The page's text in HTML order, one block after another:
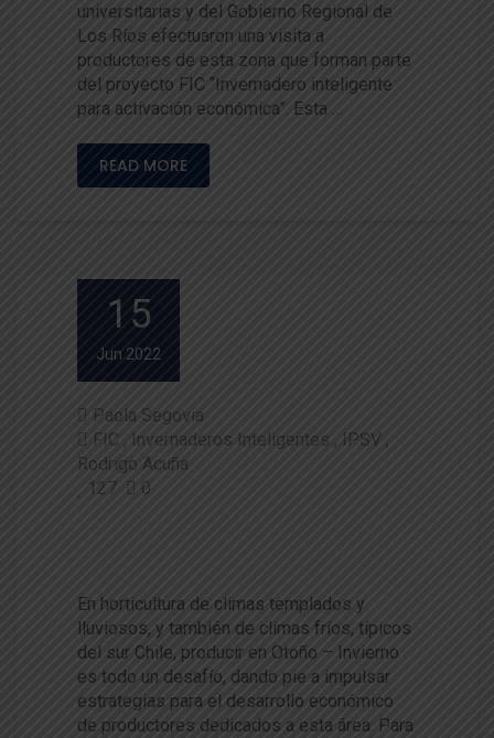
universitarias y del Gobierno Regional de
Los Ríos efectuaron una visita a
productores de esta zona que forman parte
del proyecto FIC “Invernadero inteligente
para activación económica”. Esta …
READ MORE
15
Jun 2022
Paola Segovia
FIC
Invernaderos Inteligentes
IPSV
Rodrigo Acuña
127
0
En horticultura de climas templados y
lluviosos, y también de climas fríos, típicos
del sur Chile, producir en Otoño – Invierno
es todo un desafío, dando pie a impulsar
estrategias para el desarrollo económico
de productores dedicados a esta área. Para